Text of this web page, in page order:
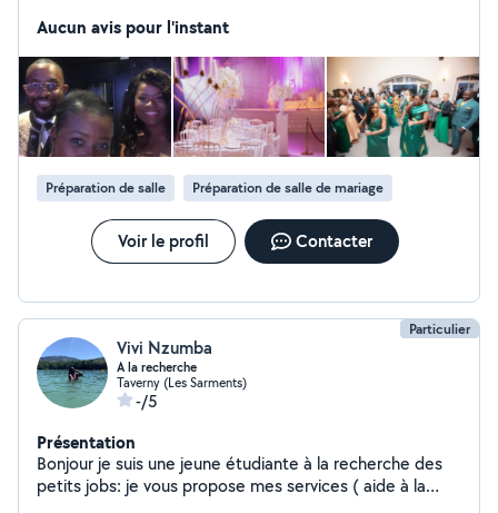
choses avec classe & élégance en toutes
authenticité et générosité. Mon plus grand plaisir ? Voir
la beauté de l'amour dans vos yeux et, tout simplement,
vous savoir heureuse. Mon rôle est de veiller à ce que
tout soit pensé, anticipé et orchestré dans les moindres
détails, pour que vous puissiez savourer pleinement
chaque instant. Comme toujours, je transforme les
imprévus en opportunités et reste la gardienne de votre
sérénité.
Aucun avis pour l'instant
Préparation de salle Préparation de salle de mariage
Voir le profil Contacter
Particulier
Vivi Nzumba
A la recherche
Taverny (Les Sarments)
-/5
Présentation
Bonjour je suis une jeune étudiante à la recherche des
petits jobs: je vous propose mes services ( aide à la